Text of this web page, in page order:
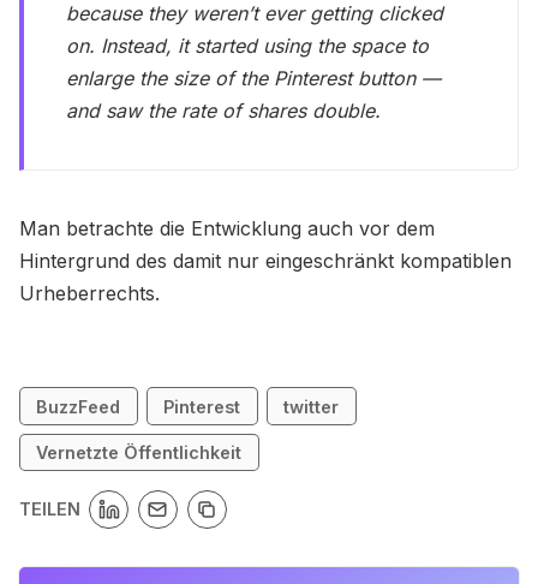
because they weren’t ever getting clicked
on. Instead, it started using the space to
enlarge the size of the Pinterest button —
and saw the rate of shares double.
Man betrachte die Entwicklung auch vor dem
Hintergrund des damit nur eingeschränkt kompatiblen
Urheberrechts.
BuzzFeed Pinterest twitter
Vernetzte Öffentlichkeit
TEILEN